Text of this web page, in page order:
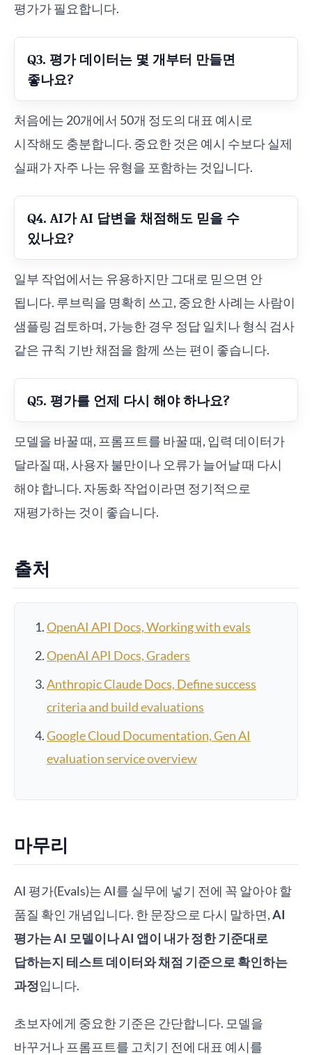
평가가 필요합니다.
Q3. 평가 데이터는 몇 개부터 만들면
좋나요?
처음에는 20개에서 50개 정도의 대표 예시로
시작해도 충분합니다. 중요한 것은 예시 수보다 실제
실패가 자주 나는 유형을 포함하는 것입니다.
Q4. AI가 AI 답변을 채점해도 믿을 수
있나요?
일부 작업에서는 유용하지만 그대로 믿으면 안
됩니다. 루브릭을 명확히 쓰고, 중요한 사례는 사람이
샘플링 검토하며, 가능한 경우 정답 일치나 형식 검사
같은 규칙 기반 채점을 함께 쓰는 편이 좋습니다.
Q5. 평가를 언제 다시 해야 하나요?
모델을 바꿀 때, 프롬프트를 바꿀 때, 입력 데이터가
달라질 때, 사용자 불만이나 오류가 늘어날 때 다시
해야 합니다. 자동화 작업이라면 정기적으로
재평가하는 것이 좋습니다.
출처
OpenAI API Docs, Working with evals
OpenAI API Docs, Graders
Anthropic Claude Docs, Define success
criteria and build evaluations
Google Cloud Documentation, Gen AI
evaluation service overview
마무리
AI 평가(Evals)는 AI를 실무에 넣기 전에 꼭 알아야 할
품질 확인 개념입니다. 한 문장으로 다시 말하면,AI
평가는 AI 모델이나 AI 앱이 내가 정한 기준대로
답하는지 테스트 데이터와 채점 기준으로 확인하는
과정입니다.
초보자에게 중요한 기준은 간단합니다. 모델을
바꾸거나 프롬프트를 고치기 전에 대표 예시를